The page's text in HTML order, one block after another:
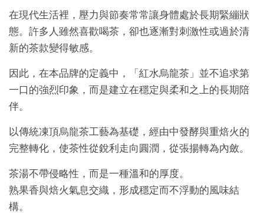
在現代生活裡，壓力與節奏常常讓身體處於長期緊繃狀
態。許多人雖然喜歡喝茶，卻也逐漸對刺激性或過於清
新的茶款變得敏感。
因此，在本品牌的定義中，「紅水烏龍茶」並不追求第
一口的強烈印象，而是建立在穩定與柔和之上的長期陪
伴。
以傳統凍頂烏龍茶工藝為基礎，經由中發酵與重焙火的
完整轉化，使茶性從銳利走向圓潤，從張揚轉為內斂。
茶湯不帶侵略性，而是一種溫和的厚度。
熟果香與焙火氣息交織，形成穩定而不浮動的風味結
構。